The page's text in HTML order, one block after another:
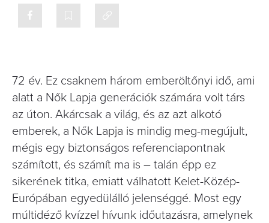
72 év. Ez csaknem három emberöltőnyi idő, ami
alatt a Nők Lapja generációk számára volt társ
az úton. Akárcsak a világ, és az azt alkotó
emberek, a Nők Lapja is mindig meg-megújult,
mégis egy biztonságos referenciapontnak
számított, és számít ma is – talán épp ez
sikerének titka, emiatt válhatott Kelet-Közép-
Európában egyedülálló jelenséggé. Most egy
múltidéző kvízzel hívunk időutazásra, amelynek